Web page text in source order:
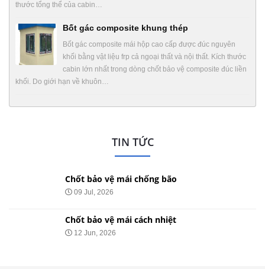
thước tổng thể của cabin…
Bốt gác composite khung thép
Bốt gác composite mái hộp cao cấp được đúc nguyên
khối bằng vật liệu frp cả ngoại thất và nội thất. Kích thước
cabin lớn nhất trong dòng chốt bảo vệ composite đúc liền
khối. Do giới hạn về khuôn…
TIN TỨC
Chốt bảo vệ mái chống bão
09 Jul, 2026
Chốt bảo vệ mái cách nhiệt
12 Jun, 2026